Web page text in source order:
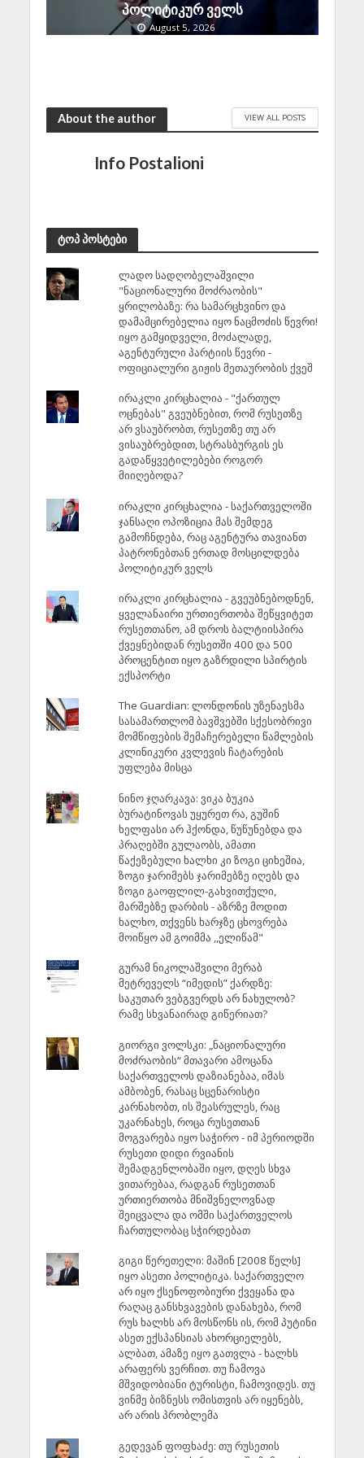
პოლიტიკურ ველს
August 5, 2026
About the author VIEW ALL POSTS
Info Postalioni
ტოპ პოსტები
ლადო სადღობელაშვილი
"ნაციონალური მოძრაობის"
ყრილობაზე: რა სამარცხვინო და
დამამცირებელია იყო ნაცმოძის წევრი!
იყო გამყიდველი, მოძალადე,
აგენტურული პარტიის წევრი -
ოფიციალური გიჟის მეთაურობის ქვეშ
ირაკლი კირცხალია - "ქართულ
ოცნებას" გვეუბნებით, რომ რუსეთზე
არ ვსაუბრობთ, რუსეთზე თუ არ
ვისაუბრებდით, სტრასბურგის ეს
გადაწყვეტილებები როგორ
მიიღებოდა?
ირაკლი კირცხალია - საქართველოში
ჯანსაღი ოპოზიცია მას შემდეგ
გამოჩნდება, რაც აგენტურა თავიანთ
პატრონებთან ერთად მოსცილდება
პოლიტიკურ ველს
ირაკლი კირცხალია - გვეუბნებოდნენ,
ყველანაირი ურთიერთობა შეწყვიტეთ
რუსეთთანო, ამ დროს ბალტიისპირა
ქვეყნებიდან რუსეთში 400 და 500
პროცენტით იყო გაზრდილი სპირტის
ექსპორტი
The Guardian: ლონდონის უზენაესმა
სასამართლომ ბავშვებში სქესობრივი
მომწიფების შემაჩერებელი წამლების
კლინიკური კვლევის ჩატარების
უფლება მისცა
ნინო ჯღარკავა: ვიკა ბუკია
ბურატინოვას უყურეთ რა, გუშინ
ხელფასი არ ჰქონდა, წუწუნებდა და
პრაღებში გულაობს, ამათი
წაქეზებული ხალხი კი ზოგი ციხეშია,
ზოგი ჯარიმებს ჯარიმებზე იღებს და
ზოგი გაოფლილ-გახვითქული,
მარშებზე დარბის - აზრზე მოდით
ხალხო, თქვენს ხარჯზე ცხოვრება
მოიწყო ამ გოიმმა ,,ელიწამ"
გურამ ნიკოლაშვილი მერაბ
მეტრეველს “იმედის” ქარდზე:
საკუთარ ვებგვერდს არ ნახულობ?
რამე სხვანაირად გიწერიათ?
გიორგი ვოლსკი: „ნაციონალური
მოძრაობის“ მთავარი ამოცანა
საქართველოს დაზიანებაა, იმას
ამბობენ, რასაც სცენარისტი
კარნახობთ, ის შეასრულეს, რაც
უკარნახეს, როცა რუსეთთან
მოგვარება იყო საჭირო - იმ პერიოდში
რუსეთი დიდი რვიანის
შემადგენლობაში იყო, დღეს სხვა
ვითარებაა, რადგან რუსეთთან
ურთიერთობა მნიშვნელოვნად
შეიცვალა და ომში საქართველოს
ჩართულობაც სჭირდებათ
გიგი წერეთელი: მაშინ [2008 წელს]
იყო ასეთი პოლიტიკა. საქართველო
არ იყო ქსენოფობიური ქვეყანა და
რაღაც განსხვავების დანახება, რომ
რუს ხალხს არ მოსწონს ის, რომ პუტინი
ასეთ ექსპანსიას ახორციელებს,
ალბათ, ამაზე იყო გათვლა - ხალხს
არაფერს ვერჩით. თუ ჩამოვა
მშვიდობიანი ტურისტი, ჩამოვიდეს. თუ
ვინმე ბიზნესს ომისთვის არ იყენებს,
არ არის პრობლემა
გედევან ფოფხაძე: თუ რუსეთის